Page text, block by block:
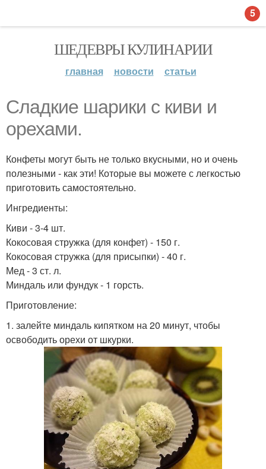
ШЕДЕВРЫ КУЛИНАРИИ
главная новости статьи
Сладкие шарики с киви и
орехами.
Конфеты могут быть не только вкусными, но и очень
полезными - как эти! Которые вы можете с легкостью
приготовить самостоятельно.
Ингредиенты:
Киви - 3-4 шт.
Кокосовая стружка (для конфет) - 150 г.
Кокосовая стружка (для присыпки) - 40 г.
Мед - 3 ст. л.
Миндаль или фундук - 1 горсть.
Приготовление:
1. залейте миндаль кипятком на 20 минут, чтобы
освободить орехи от шкурки.
5